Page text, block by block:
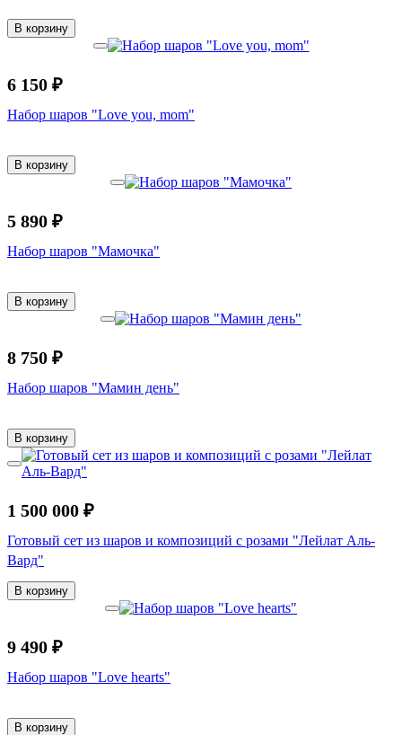
В корзину
6 150 ₽
Набор шаров "Love you, mom"
В корзину
5 890 ₽
Набор шаров "Мамочка"
В корзину
8 750 ₽
Набор шаров "Мамин день"
В корзину
1 500 000 ₽
Готовый сет из шаров и композиций с розами "Лейлат Аль-
Вард"
В корзину
9 490 ₽
Набор шаров "Love hearts"
В корзину